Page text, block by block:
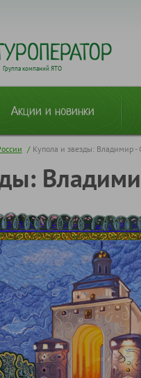
Группа компаний ЯТО
Акции и новинки
/ Купола и звезды: Владимир -